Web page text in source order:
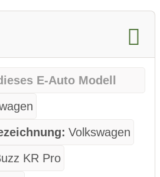
E-Auto Modell
Volkswagen
KR Pro